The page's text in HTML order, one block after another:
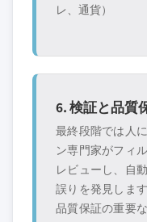
レ、通貨）
6. 検証と品質
最終段階では人
ン専門家がフィ
レビューし、自
誤りを発見しま
品質保証の重要